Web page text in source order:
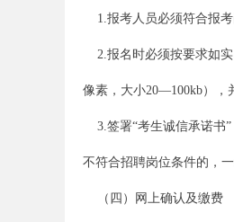
1.报考人员必须符合报考
2.报名时必须按要求如实
像素，大小20—100kb），
3.签署“考生诚信承诺书”
不符合招聘岗位条件的，
（四）网上确认及缴费